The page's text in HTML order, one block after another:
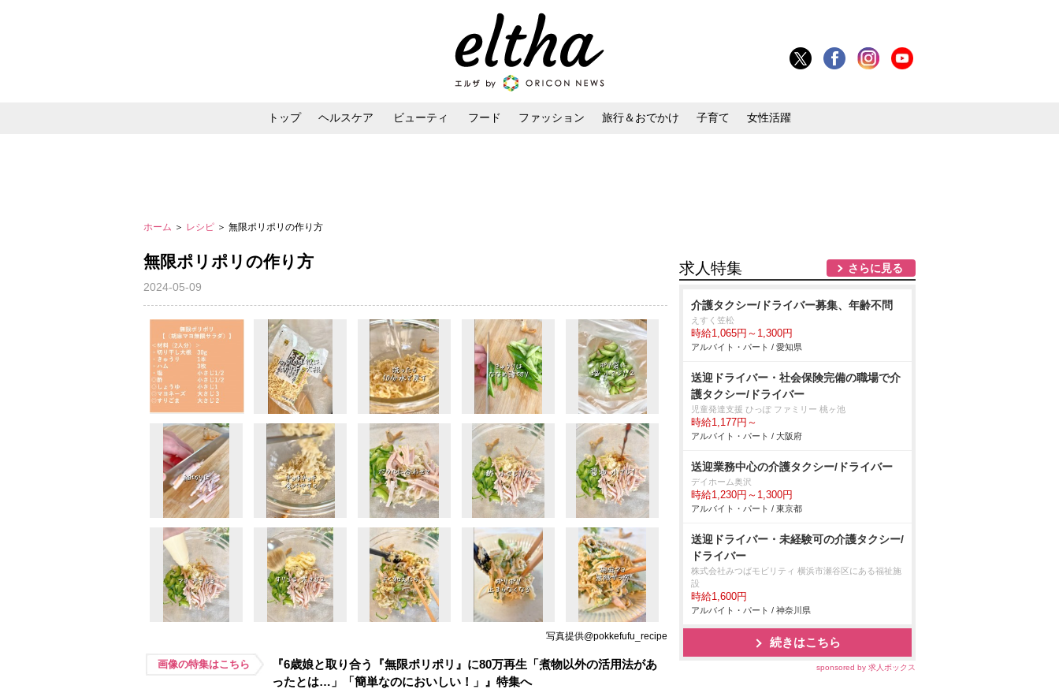
トップ ヘルスケア ビューティ フード ファッション 旅行＆おでかけ 子育て 女性活躍
ホーム ＞ レシピ ＞ 無限ポリポリの作り方
無限ポリポリの作り方
2024-05-09
写真提供@pokkefufu_recipe
画像の特集はこちら
『6歳娘と取り合う『無限ポリポリ』に80万再生「煮物以外の活用法があ
ったとは…」「簡単なのにおいしい！」』特集へ
求人特集 さらに見る
介護タクシー/ドライバー募集、年齢不問
えすく笠松
時給1,065円～1,300円
アルバイト・パート / 愛知県
送迎ドライバー・社会保険完備の職場で介
護タクシー/ドライバー
児童発達支援 ひっぽ ファミリー 桃ヶ池
時給1,177円～
アルバイト・パート / 大阪府
送迎業務中心の介護タクシー/ドライバー
デイホーム奥沢
時給1,230円～1,300円
アルバイト・パート / 東京都
送迎ドライバー・未経験可の介護タクシー/
ドライバー
株式会社みつばモビリティ 横浜市瀬谷区にある福祉施
設
時給1,600円
アルバイト・パート / 神奈川県
続きはこちら
sponsored by 求人ボックス